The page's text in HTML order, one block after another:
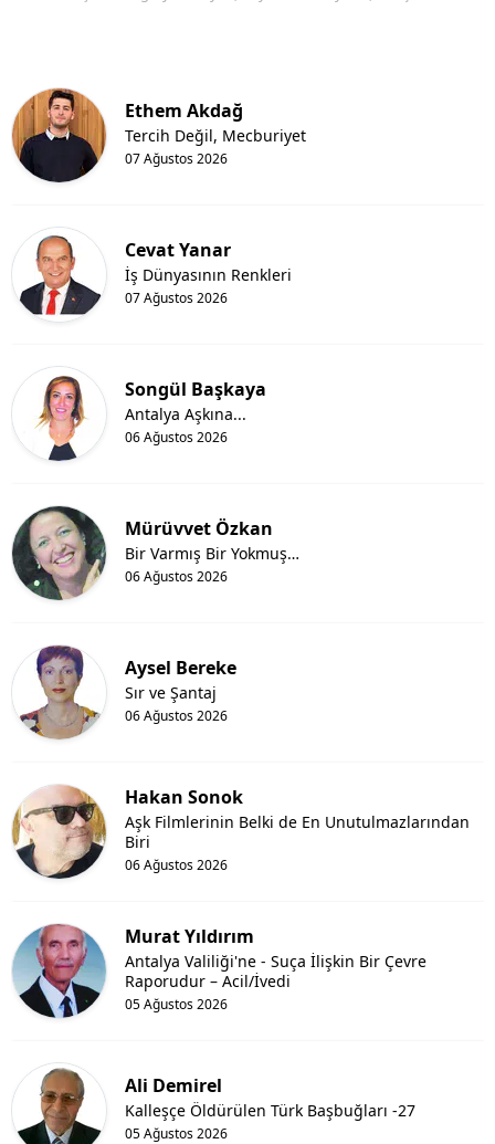
Ethem Akdağ
07 Ağustos 2026
Tercih Değil, Mecburiyet
Cevat Yanar
07 Ağustos 2026
İş Dünyasının Renkleri
Songül Başkaya
06 Ağustos 2026
Antalya Aşkına...
Mürüvvet Özkan
06 Ağustos 2026
Bir Varmış Bir Yokmuş…
Aysel Bereke
06 Ağustos 2026
Sır ve Şantaj
Hakan Sonok
06 Ağustos 2026
Aşk Filmlerinin Belki de En Unutulmazlarından
Biri
Murat Yıldırım
05 Ağustos 2026
Antalya Valiliği'ne - Suça İlişkin Bir Çevre
Raporudur – Acil/İvedi
Ali Demirel
05 Ağustos 2026
Kalleşçe Öldürülen Türk Başbuğları -27